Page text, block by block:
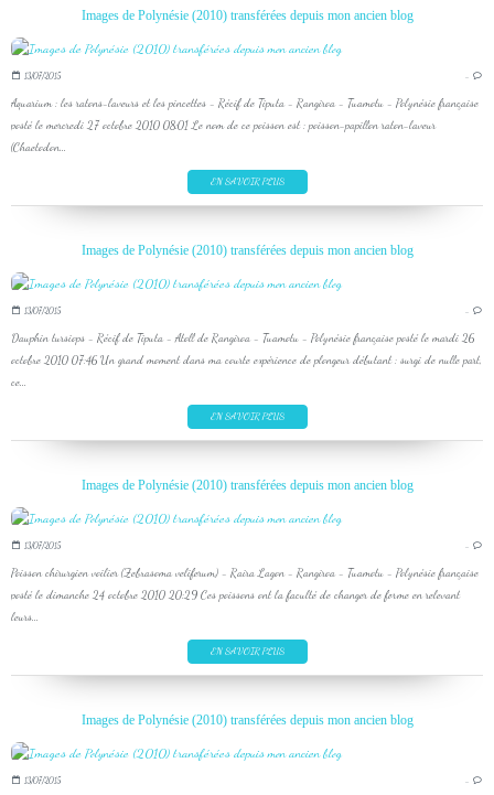
Images de Polynésie (2010) transférées depuis mon ancien blog
13/07/2015 …
Aquarium : les ratons-laveurs et les pincettes - Récif de Tiputa - Rangiroa - Tuamotu - Polynésie française
posté le mercredi 27 octobre 2010 08:01 Le nom de ce poisson est : poisson-papillon raton-laveur
(Chaetodon...
EN SAVOIR PLUS
Images de Polynésie (2010) transférées depuis mon ancien blog
13/07/2015 …
Dauphin tursiops - Récif de Tiputa - Atoll de Rangiroa - Tuamotu - Polynésie française posté le mardi 26
octobre 2010 07:46 Un grand moment dans ma courte expérience de plongeur débutant : surgi de nulle part,
ce...
EN SAVOIR PLUS
Images de Polynésie (2010) transférées depuis mon ancien blog
13/07/2015 …
Poisson chirurgien voilier (Zebrasoma veliferum) - Raira Lagon - Rangiroa - Tuamotu - Polynésie française
posté le dimanche 24 octobre 2010 20:29 Ces poissons ont la faculté de changer de forme en relevant
leurs...
EN SAVOIR PLUS
Images de Polynésie (2010) transférées depuis mon ancien blog
13/07/2015 …